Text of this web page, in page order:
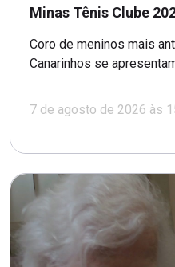
Minas Tênis Clube
Coro de meninos mais
Canarinhos se
7 de agosto de 2026 às